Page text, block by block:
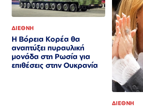
ΔΙΕΘΝΗ
Η Βόρεια Κορέα θα
αναπτύξει πυραυλική
μονάδα στη Ρωσία για
επιθέσεις στην Ουκρανία
ΔΙΕΘΝΗ